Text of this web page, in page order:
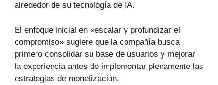
alrededor de su tecnología de IA.
El enfoque inicial en «escalar y profundizar el
compromiso» sugiere que la compañía busca
primero consolidar su base de usuarios y mejorar
la experiencia antes de implementar plenamente las
estrategias de monetización.